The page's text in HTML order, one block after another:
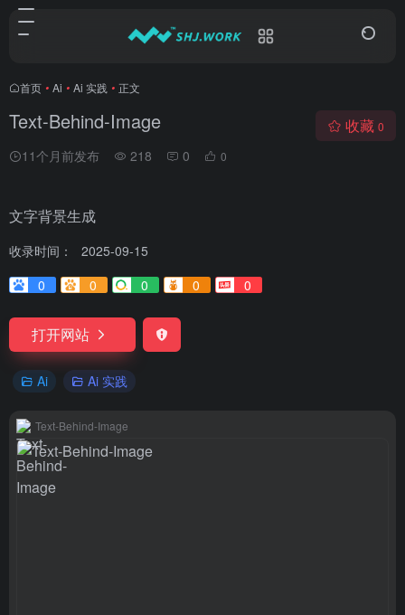
首页 • Ai • Ai 实践 • 正文
Text-Behind-Image
11个月前发布 218 0 0
收藏 0
文字背景生成
收录时间：
2025-09-15
0
0 0 0 0
打开网站
Ai Ai 实践
Text-Behind-Image